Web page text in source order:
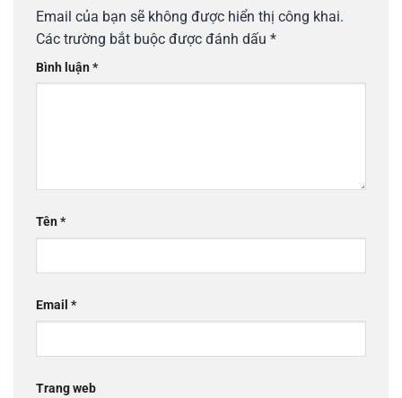
Email của bạn sẽ không được hiển thị công khai.
Các trường bắt buộc được đánh dấu *
Bình luận*
Tên*
Email *
Trang web